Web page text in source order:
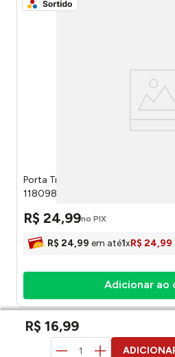
R$ 16,99
Porta Travesseiro Avulso Sting
118098249999 - Camesa
R$ 24,99no PIX
R$ 24,99 em até1xR$ 24,99
Adicionar ao
duvidas? pergunte aqui